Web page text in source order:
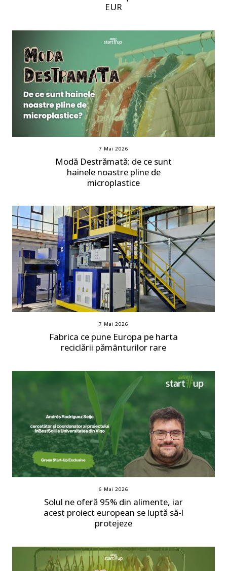
EUR
7 Mai 2026
Modă Destrămată: de ce sunt
hainele noastre pline de
microplastice
7 Mai 2026
Fabrica ce pune Europa pe harta
reciclării pământurilor rare
6 Mai 2026
Solul ne oferă 95% din alimente, iar
acest proiect european se luptă să-l
protejeze